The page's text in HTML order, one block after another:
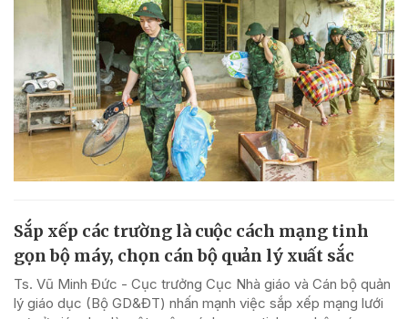
Sắp xếp các trường là cuộc cách mạng tinh
gọn bộ máy, chọn cán bộ quản lý xuất sắc
Ts. Vũ Minh Đức - Cục trưởng Cục Nhà giáo và Cán bộ quản
lý giáo dục (Bộ GD&ĐT) nhấn mạnh việc sắp xếp mạng lưới